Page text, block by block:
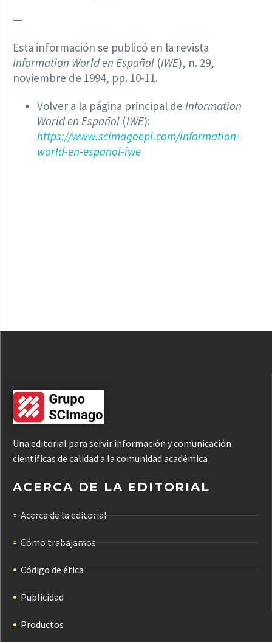
—
Esta información se publicó en la revista
Information World en Español (IWE), n. 29,
noviembre de 1994, pp. 10-11.
Volver a la página principal de Information
World en Español (IWE):
https://www.scimagoepi.com/information-
world-en-espanol-iwe
Una editorial para servir información y comunicación
científicas de calidad a la comunidad académica
ACERCA DE LA EDITORIAL
Acerca de la editorial
Cómo trabajamos
Código de ética
Publicidad
Productos